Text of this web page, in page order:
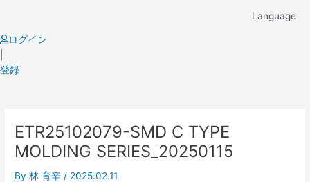
content
Language
ログイン
登録
ETR25102079-SMD C TYPE
MOLDING SERIES_20250115
By林 育辛 / 2025.02.11
navigation